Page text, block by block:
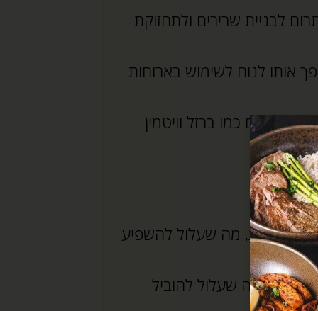
לבניית שרירים ולתחזוקת
אותו לנוח לשימוש בארוחות
חשובים כמו ברזל וויטמין
פחמימות, מה שעלול להשפיע
מה שעלול להוביל